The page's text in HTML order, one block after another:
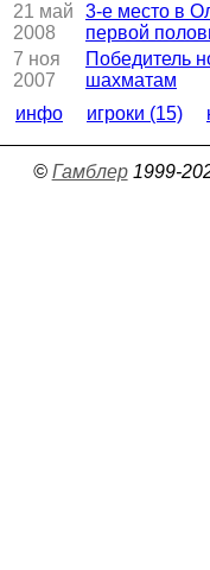
21 май
2008
3-е место в
первой
7 ноя
2007
Победитель
шахматам
инфо
игроки (15)
© Гамблер1999-